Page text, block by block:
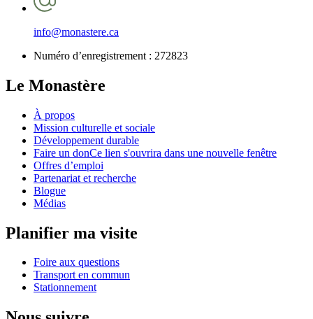
info@monastere.ca
Numéro d’enregistrement : 272823
Le Monastère
À propos
Mission culturelle et sociale
Développement durable
Faire un donCe lien s'ouvrira dans une nouvelle fenêtre
Offres d’emploi
Partenariat et recherche
Blogue
Médias
Planifier ma visite
Foire aux questions
Transport en commun
Stationnement